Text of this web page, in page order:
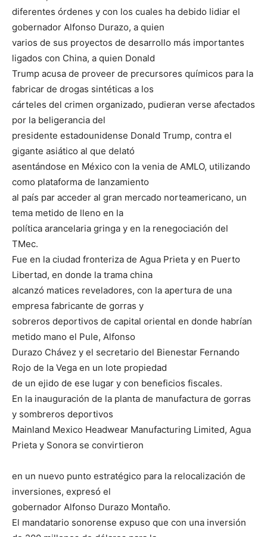
diferentes órdenes y con los cuales ha debido lidiar el
gobernador Alfonso Durazo, a quien
varios de sus proyectos de desarrollo más importantes
ligados con China, a quien Donald
Trump acusa de proveer de precursores químicos para la
fabricar de drogas sintéticas a los
cárteles del crimen organizado, pudieran verse afectados
por la beligerancia del
presidente estadounidense Donald Trump, contra el
gigante asiático al que delató
asentándose en México con la venia de AMLO, utilizando
como plataforma de lanzamiento
al país par acceder al gran mercado norteamericano, un
tema metido de lleno en la
política arancelaria gringa y en la renegociación del
TMec.
Fue en la ciudad fronteriza de Agua Prieta y en Puerto
Libertad, en donde la trama china
alcanzó matices reveladores, con la apertura de una
empresa fabricante de gorras y
sobreros deportivos de capital oriental en donde habrían
metido mano el Pule, Alfonso
Durazo Chávez y el secretario del Bienestar Fernando
Rojo de la Vega en un lote propiedad
de un ejido de ese lugar y con beneficios fiscales.
En la inauguración de la planta de manufactura de gorras
y sombreros deportivos
Mainland Mexico Headwear Manufacturing Limited, Agua
Prieta y Sonora se convirtieron
en un nuevo punto estratégico para la relocalización de
inversiones, expresó el
gobernador Alfonso Durazo Montaño.
El mandatario sonorense expuso que con una inversión